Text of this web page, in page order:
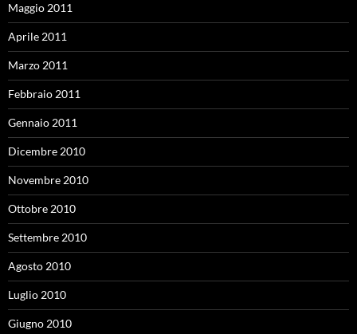
Maggio 2011
Aprile 2011
Marzo 2011
Febbraio 2011
Gennaio 2011
Dicembre 2010
Novembre 2010
Ottobre 2010
Settembre 2010
Agosto 2010
Luglio 2010
Giugno 2010